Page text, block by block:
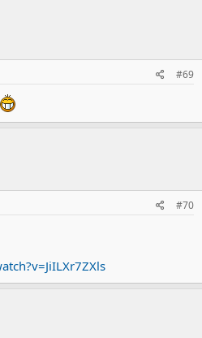
#69
#70